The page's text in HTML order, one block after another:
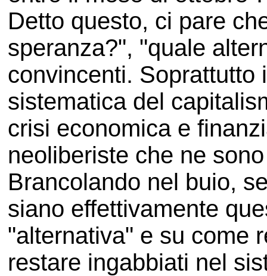
Detto questo, ci pare
speranza?", "quale
convincenti. Soprattutto
sistematica del
crisi economica e
neoliberiste che ne
Brancolando nel buio,
siano effettivamente
"alternativa" e su come
restare ingabbiati nel